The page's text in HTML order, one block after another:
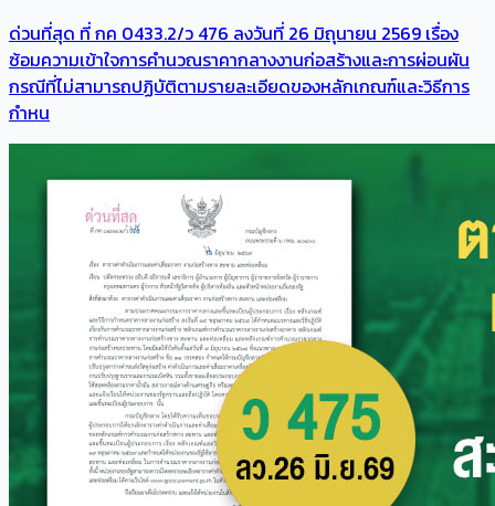
ด่วนที่สุด ที่ กค 0433.2/ว 476 ลงวันที่ 26 มิถุนายน 2569 เรื่อง
ซ้อมความเข้าใจการคำนวณราคากลางงานก่อสร้างและการผ่อนผัน
กรณีที่ไม่สามารถปฏิบัติตามรายละเอียดของหลักเกณฑ์และวิธีการ
กำหน